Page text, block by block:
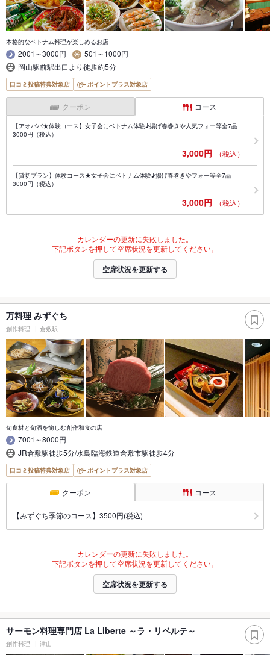
本格的なベトナム料理が楽しめるお店
2001～3000円
501～1000円
岡山駅前駅出口より徒歩約5分
口コミ投稿特典対象店 ポイントプラス対象店
クーポン コース
【アオババ★体験コース】女子会にベトナム体験♪揚げ春巻きや人気フォー等全7品
3000円（税込）
3,000円 （税込）
【貸切プラン】体験コース★女子会にベトナム体験♪揚げ春巻きやフォー等全7品
3000円（税込）
3,000円 （税込）
カレンダーの更新に失敗しました。
下記ボタンを押して空席状況を更新してください。
空席状況を更新する
万料理 みずぐち
創作料理 倉敷駅
旬食材と旬酒を愉しむ創作和食の店
7001～8000円
JR倉敷駅徒歩5分/水島臨海鉄道倉敷市駅徒歩4分
口コミ投稿特典対象店 ポイントプラス対象店
クーポン コース
【みずぐち季節のコース】3500円(税込)
カレンダーの更新に失敗しました。
下記ボタンを押して空席状況を更新してください。
空席状況を更新する
サーモン料理専門店 La Liberte ～ラ・リベルテ～
創作料理 津山